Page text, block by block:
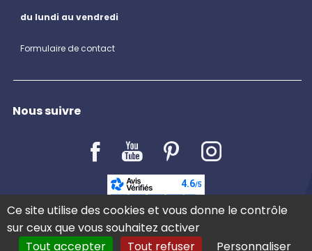
du lundi au vendredi
Formulaire de contact
Nous suivre
LE BLOG
Ce site utilise des cookies et vous donne le contrôle
sur ceux que vous souhaitez activer
Tout accepter
Tout refuser Personnaliser